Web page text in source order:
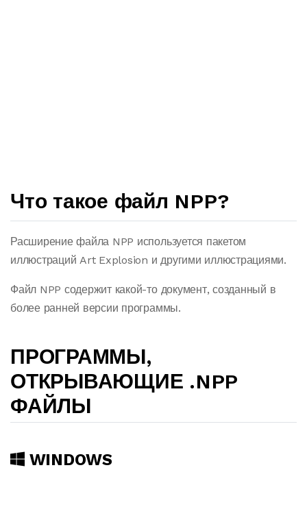
Что такое файл NPP?
Расширение файла NPP используется пакетом
иллюстраций Art Explosion и другими иллюстрациями.
Файл NPP содержит какой-то документ, созданный в
более ранней версии программы.
ПРОГРАММЫ,
ОТКРЫВАЮЩИЕ .NPP
ФАЙЛЫ
WINDOWS